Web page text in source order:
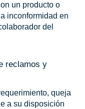
un producto o
inconformidad en
del
reclamos y
queja
a su disposición